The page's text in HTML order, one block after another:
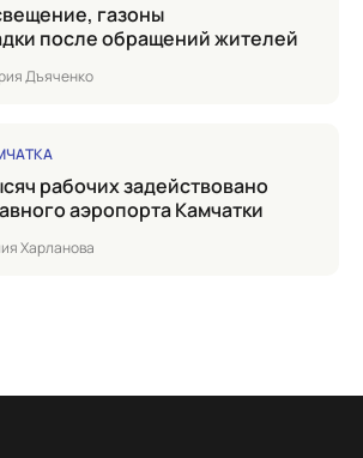
газоны
после обращений жителей
Дъяченко
аэропорта Камчатки
Харланова